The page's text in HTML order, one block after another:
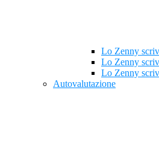
Lo Zenny
Lo Zenny
Lo Zenny
Autovalutazione